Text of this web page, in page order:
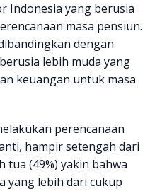
Indonesia yang berusia
masa pensiun.
dengan
lebih muda yang
keuangan untuk masa
perencanaan
hampir setengah dari
tua (49%) yakin bahwa
yang lebih dari cukup